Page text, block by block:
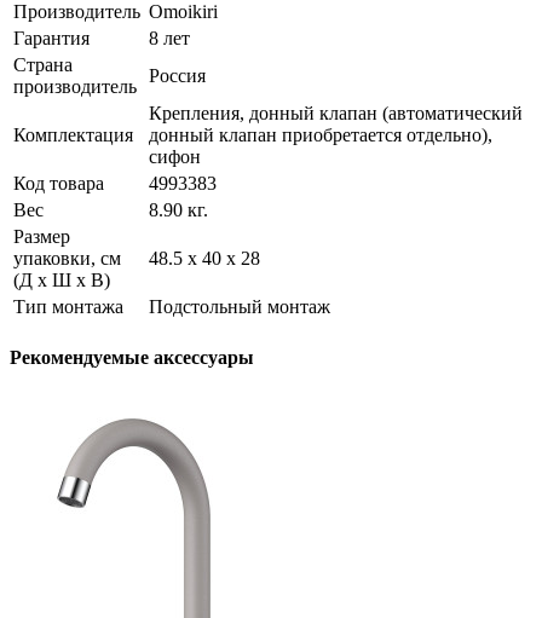
Производитель Omoikiri
Гарантия
8 лет
Страна
производитель
Россия
Комплектация
Крепления, донный клапан (автоматический
донный клапан приобретается отдельно),
сифон
Код товара
4993383
Вес
8.90 кг.
Размер
упаковки, см
(Д х Ш х В)
48.5 х 40 х 28
Тип монтажа Подстольный монтаж
Рекомендуемые аксессуары